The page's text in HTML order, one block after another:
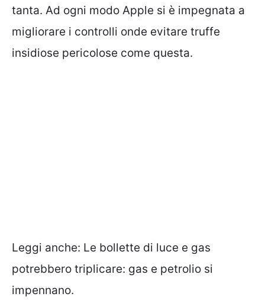
tanta. Ad ogni modo Apple si è impegnata a
migliorare i controlli onde evitare truffe
insidiose pericolose come questa.
Leggi anche: Le bollette di luce e gas
potrebbero triplicare: gas e petrolio si
impennano.